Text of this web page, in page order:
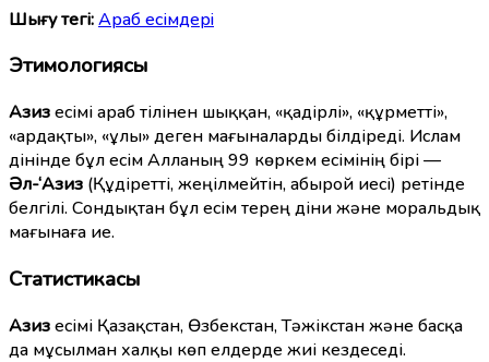
Шығу тегі:Араб есімдерi
Этимологиясы
Азизесімі араб тілінен шыққан, «қадірлі», «құрметті»,
«ардақты», «ұлы» деген мағыналарды білдіреді. Ислам
дінінде бұл есім Алланың 99 көркем есімінің бірі —
Әл-‘Азиз (Құдіретті, жеңілмейтін, абырой иесі) ретінде
белгілі. Сондықтан бұл есім терең діни және моральдық
мағынаға ие.
Статистикасы
Азизесімі Қазақстан, Өзбекстан, Тәжікстан және басқа
да мұсылман халқы көп елдерде жиі кездеседі.